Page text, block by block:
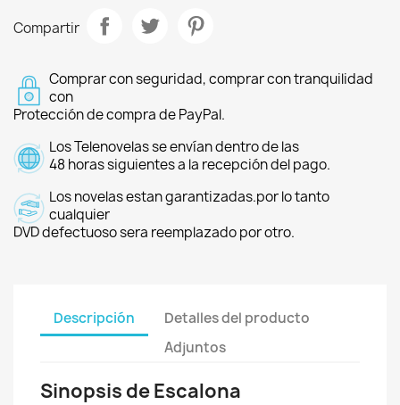
Compartir
Comprar con seguridad, comprar con tranquilidad
con
Protección de compra de PayPal.
Los Telenovelas se envían dentro de las
48 horas siguientes a la recepción del pago.
Los novelas estan garantizadas.por lo tanto
cualquier
DVD defectuoso sera reemplazado por otro.
Descripción
Detalles del producto
Adjuntos
Sinopsis de Escalona